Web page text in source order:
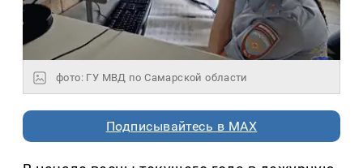
фото: ГУ МВД по Самарской области
Подписывайтесь в MAX